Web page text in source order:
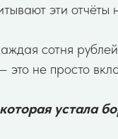
эти
сотня
это не просто
устала